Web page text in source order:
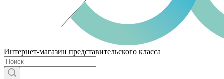
Интернет-магазин представительского класса